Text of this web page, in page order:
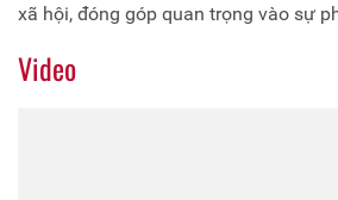
xã hội, đóng góp quan trọng vào sự
Video